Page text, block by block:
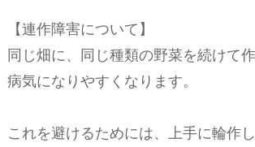
【連作障害について】
同じ畑に、同じ種類の野菜を続けて
病気になりやすくなります。
これを避けるためには、上手に輪作